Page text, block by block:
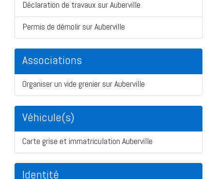
Déclaration de travaux sur Auberville
Permis de démolir sur Auberville
Associations
Organiser un vide grenier sur Auberville
Véhicule(s)
Carte grise et immatriculation Auberville
Identité